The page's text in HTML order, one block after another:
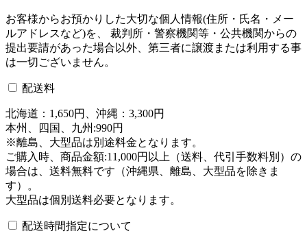
お客様からお預かりした大切な個人情報(住所・氏名・メー
ルアドレスなど)を、 裁判所・警察機関等・公共機関からの
提出要請があった場合以外、第三者に譲渡または利用する事
は一切ございません。
配送料
北海道：1,650円、沖縄：3,300円
本州、四国、九州:990円
※離島、大型品は別途料金となります。
ご購入時、商品金額:11,000円以上（送料、代引手数料別）の
場合は、送料無料です（沖縄県、離島、大型品を除きま
す）。
大型品は個別送料必要となります。
配送時間指定について